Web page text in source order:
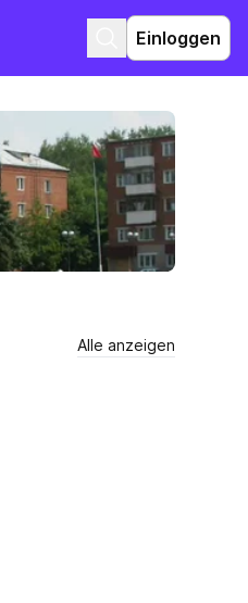
Einloggen
Alle anzeigen